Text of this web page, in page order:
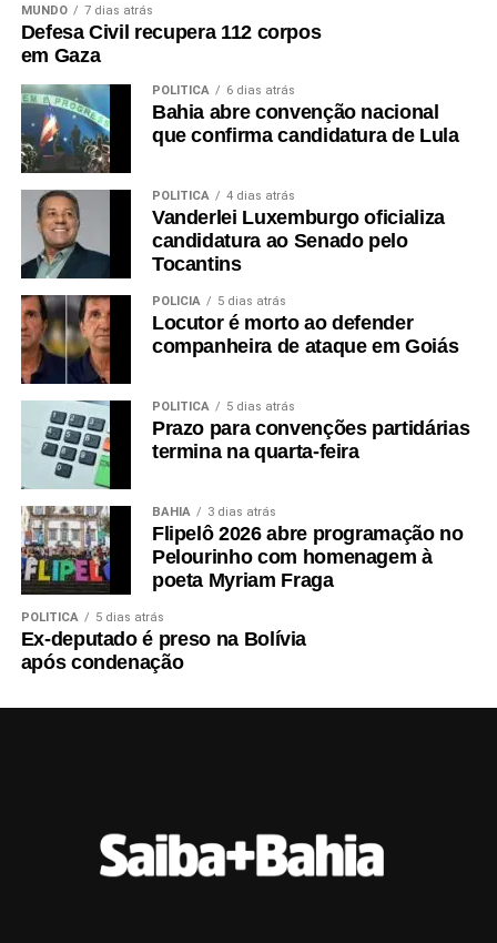
MUNDO 7 dias atrás
Defesa Civil recupera 112 corpos
em Gaza
POLÍTICA 6 dias atrás
Bahia abre convenção nacional
que confirma candidatura de Lula
POLÍTICA 4 dias atrás
Vanderlei Luxemburgo oficializa
candidatura ao Senado pelo
Tocantins
POLÍCIA 5 dias atrás
Locutor é morto ao defender
companheira de ataque em Goiás
POLÍTICA 5 dias atrás
Prazo para convenções partidárias
termina na quarta-feira
BAHIA 3 dias atrás
Flipelô 2026 abre programação no
Pelourinho com homenagem à
poeta Myriam Fraga
POLÍTICA 5 dias atrás
Ex-deputado é preso na Bolívia
após condenação